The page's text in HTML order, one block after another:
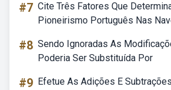
#7 Cite Três Fatores Que
Pioneirismo Português Nas
#8 Sendo Ignoradas As
Poderia Ser Substituída Por
#9 Efetue As Adições E